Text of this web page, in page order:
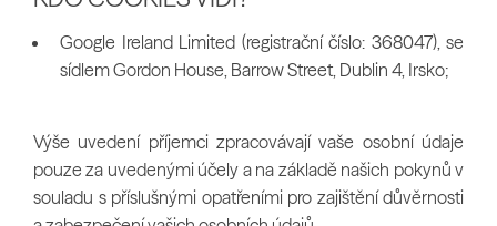
Google Ireland Limited (registrační číslo: 368047), se
sídlem Gordon House, Barrow Street, Dublin 4, Irsko;
Výše uvedení příjemci zpracovávají vaše osobní údaje
pouze za uvedenými účely a na základě našich pokynů v
souladu s příslušnými opatřeními pro zajištění důvěrnosti